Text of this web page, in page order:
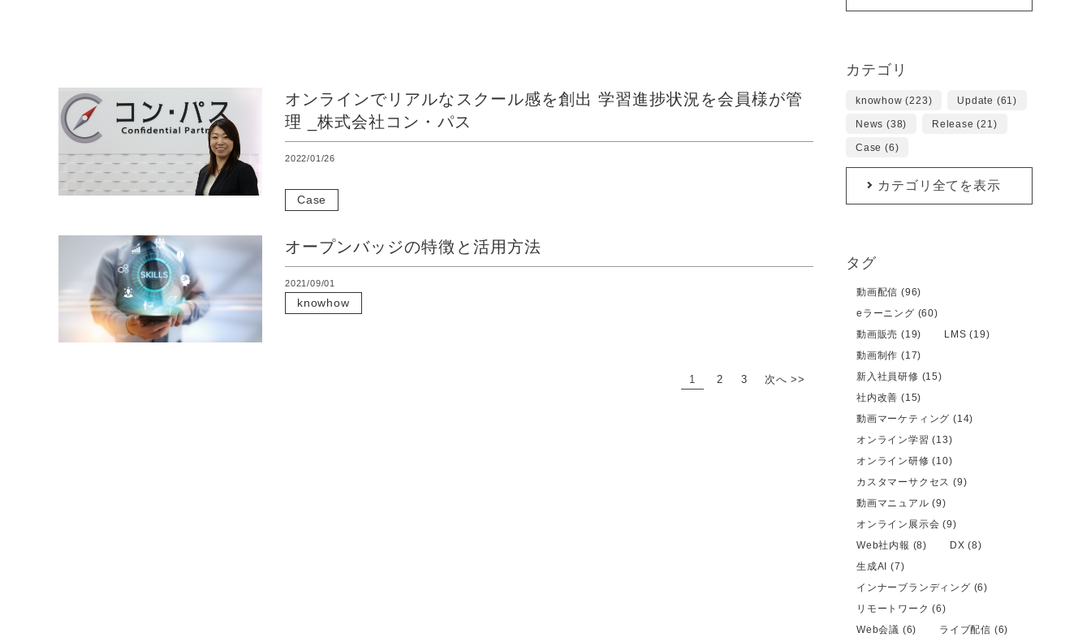
オンラインでリアルなスクール感を創出 学習進捗状況を会員様が管
理 _株式会社コン・パス
2022/01/26
Case
オープンバッジの特徴と活用方法
2021/09/01
knowhow
1 2 3 次へ >>
カテゴリ
knowhow (223) Update (61)
News (38) Release (21)
Case (6)
カテゴリ全てを表示
タグ
動画配信 (96)
eラーニング (60)
動画販売 (19)
LMS (19)
動画制作 (17)
新入社員研修 (15)
社内改善 (15)
動画マーケティング (14)
オンライン学習 (13)
オンライン研修 (10)
カスタマーサクセス (9)
動画マニュアル (9)
オンライン展示会 (9)
Web社内報 (8)
DX (8)
生成AI (7)
インナーブランディング (6)
リモートワーク (6)
Web会議 (6)
ライブ配信 (6)